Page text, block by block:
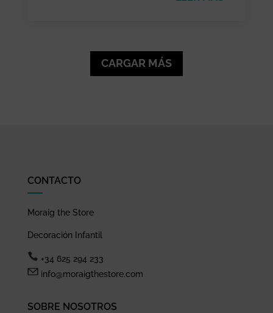
CARGAR MÁS
CONTACTO
Moraig the Store
Decoración Infantil
+34 625 294 233
info@moraigthestore.com
SOBRE NOSOTROS